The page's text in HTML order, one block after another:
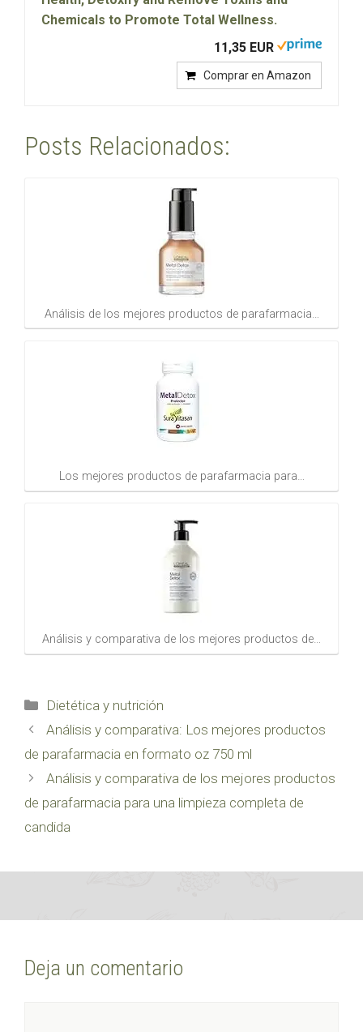
Chemicals to Promote Total Wellness.
11,35 EUR
Comprar en Amazon
Posts Relacionados:
Análisis de los mejores productos de parafarmacia…
Los mejores productos de parafarmacia para…
Análisis y comparativa de los mejores productos de…
Categorías
Dietética y nutrición
Análisis y comparativa: Los mejores productos
de parafarmacia en formato oz 750 ml
Análisis y comparativa de los mejores productos
de parafarmacia para una limpieza completa de
candida
Deja un comentario